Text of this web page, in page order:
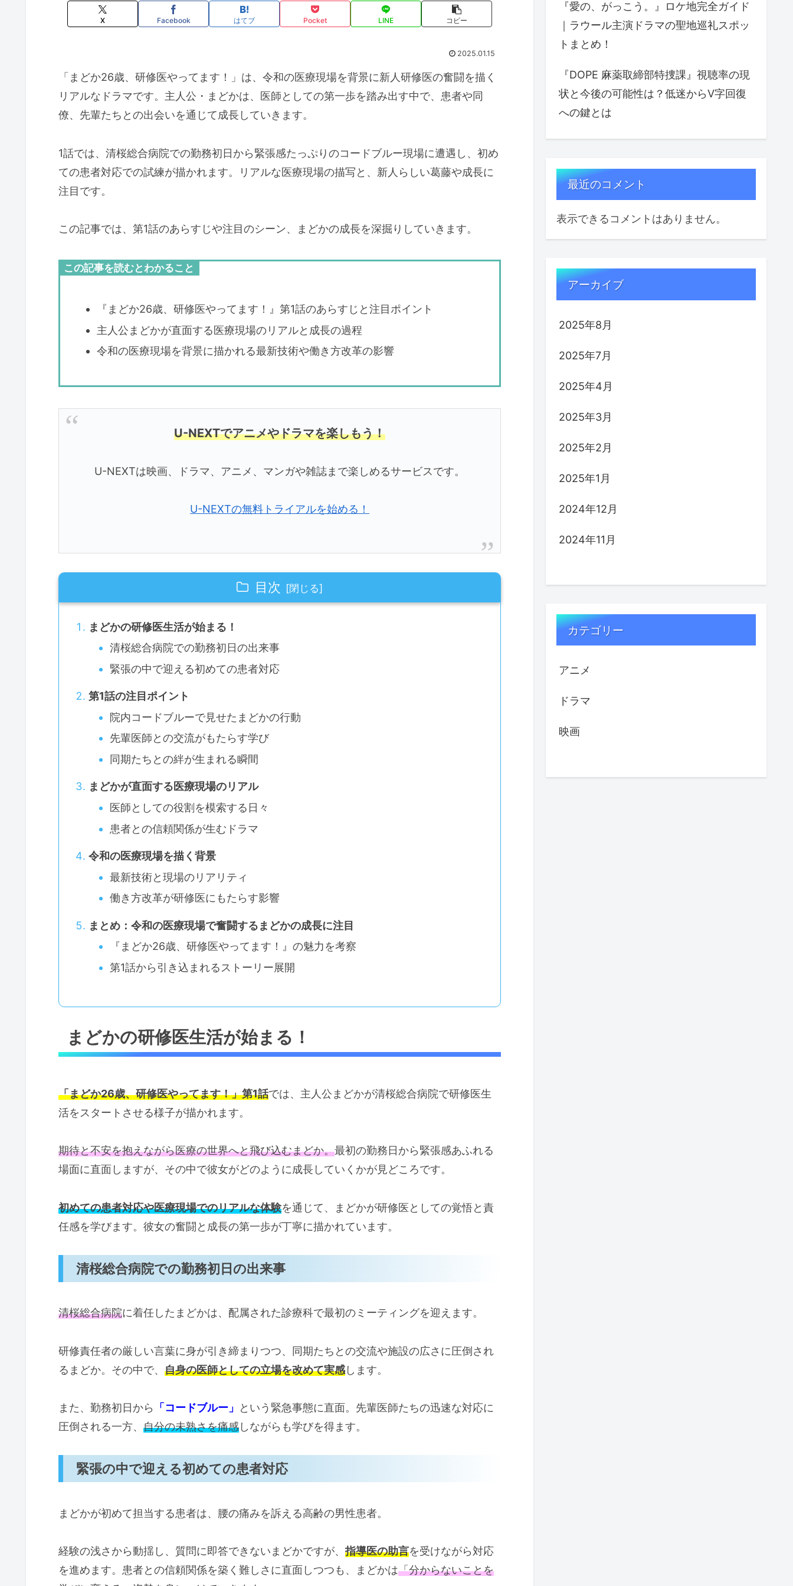
X Facebook はてブ Pocket LINE コピー
2025.01.15
「まどか26歳、研修医やってます！」は、令和の医療現場を背景に新人研修医の奮闘を描く
リアルなドラマです。主人公・まどかは、医師としての第一歩を踏み出す中で、患者や同
僚、先輩たちとの出会いを通じて成長していきます。
1話では、清桜総合病院での勤務初日から緊張感たっぷりのコードブルー現場に遭遇し、初め
ての患者対応での試練が描かれます。リアルな医療現場の描写と、新人らしい葛藤や成長に
注目です。
この記事では、第1話のあらすじや注目のシーン、まどかの成長を深掘りしていきます。
この記事を読むとわかること
『まどか26歳、研修医やってます！』第1話のあらすじと注目ポイント
主人公まどかが直面する医療現場のリアルと成長の過程
令和の医療現場を背景に描かれる最新技術や働き方改革の影響
U-NEXTでアニメやドラマを楽しもう！
U-NEXTは映画、ドラマ、アニメ、マンガや雑誌まで楽しめるサービスです。
U-NEXTの無料トライアルを始める！
目次
まどかの研修医生活が始まる！
清桜総合病院での勤務初日の出来事
緊張の中で迎える初めての患者対応
第1話の注目ポイント
院内コードブルーで見せたまどかの行動
先輩医師との交流がもたらす学び
同期たちとの絆が生まれる瞬間
まどかが直面する医療現場のリアル
医師としての役割を模索する日々
患者との信頼関係が生むドラマ
令和の医療現場を描く背景
最新技術と現場のリアリティ
働き方改革が研修医にもたらす影響
まとめ：令和の医療現場で奮闘するまどかの成長に注目
『まどか26歳、研修医やってます！』の魅力を考察
第1話から引き込まれるストーリー展開
まどかの研修医生活が始まる！
「まどか26歳、研修医やってます！」第1話では、主人公まどかが清桜総合病院で研修医生
活をスタートさせる様子が描かれます。
期待と不安を抱えながら医療の世界へと飛び込むまどか。最初の勤務日から緊張感あふれる
場面に直面しますが、その中で彼女がどのように成長していくかが見どころです。
初めての患者対応や医療現場でのリアルな体験を通じて、まどかが研修医としての覚悟と責
任感を学びます。彼女の奮闘と成長の第一歩が丁寧に描かれています。
清桜総合病院での勤務初日の出来事
清桜総合病院に着任したまどかは、配属された診療科で最初のミーティングを迎えます。
研修責任者の厳しい言葉に身が引き締まりつつ、同期たちとの交流や施設の広さに圧倒され
るまどか。その中で、 自身の医師としての立場を改めて実感します。
また、勤務初日から 「コードブルー」
という緊急事態に直面。先輩医師たちの迅速な対応に
圧倒される一方、 自分の未熟さを痛感しながらも学びを得ます。
緊張の中で迎える初めての患者対応
まどかが初めて担当する患者は、腰の痛みを訴える高齢の男性患者。
経験の浅さから動揺し、質問に即答できないまどかですが、 指導医の助言を受けながら対応
を進めます。患者との信頼関係を築く難しさに直面しつつも、まどかは「分からないことを
『愛の、がっこう。』ロケ地完全ガイド
｜ラウール主演ドラマの聖地巡礼スポッ
トまとめ！
『DOPE 麻薬取締部特捜課』視聴率の現
状と今後の可能性は？低迷からV字回復
への鍵とは
最近のコメント
表示できるコメントはありません。
アーカイブ
2025年8月
2025年7月
2025年4月
2025年3月
2025年2月
2025年1月
2024年12月
2024年11月
カテゴリー
アニメ
ドラマ
映画